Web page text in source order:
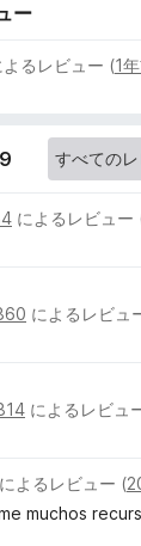
ー
よるレビュー (1
によるレビュー
によるレビュ
によるレビュ
によるレビュー (
muchos